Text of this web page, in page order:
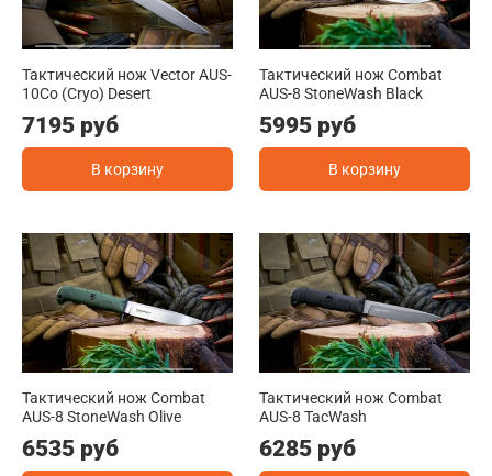
Тактический нож Vector AUS-
10Co (Cryo) Desert
7195 руб
В корзину
Тактический нож Combat
AUS-8 StoneWash Black
5995 руб
В корзину
Тактический нож Combat
AUS-8 StoneWash Olive
6535 руб
Тактический нож Combat
AUS-8 TacWash
6285 руб